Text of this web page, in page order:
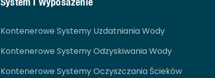
Kontenerowe Systemy Uzdatniania Wody
Kontenerowe Systemy Odzyskiwania Wody
Kontenerowe Systemy Oczyszczania Ścieków